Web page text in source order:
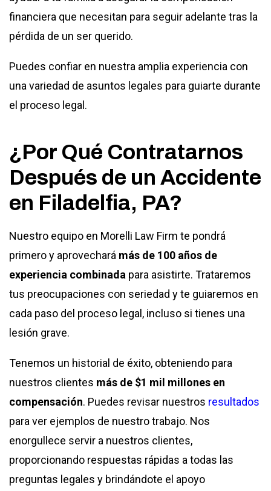
financiera que necesitan para seguir adelante tras la
pérdida de un ser querido.
Puedes confiar en nuestra amplia experiencia con
una variedad de asuntos legales para guiarte durante
el proceso legal.
¿Por Qué Contratarnos
Después de un Accidente
en Filadelfia, PA?
Nuestro equipo en Morelli Law Firm te pondrá
primero y aprovechará más de 100 años de
experiencia combinada para asistirte. Trataremos
tus preocupaciones con seriedad y te guiaremos en
cada paso del proceso legal, incluso si tienes una
lesión grave.
Tenemos un historial de éxito, obteniendo para
nuestros clientes más de $1 mil millones en
compensación. Puedes revisar nuestros resultados
para ver ejemplos de nuestro trabajo. Nos
enorgullece servir a nuestros clientes,
proporcionando respuestas rápidas a todas las
preguntas legales y brindándote el apoyo